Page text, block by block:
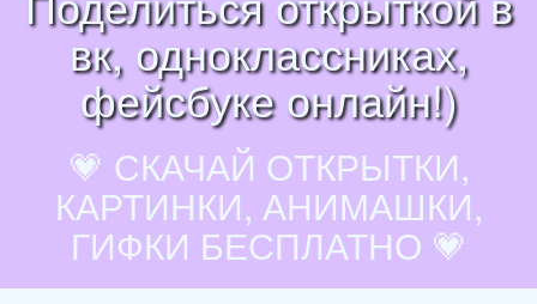
вк, одноклассниках,
фейсбуке онлайн!)
💗 СКАЧАЙ ОТКРЫТКИ,
КАРТИНКИ, АНИМАШКИ,
ГИФКИ БЕСПЛАТНО 💗